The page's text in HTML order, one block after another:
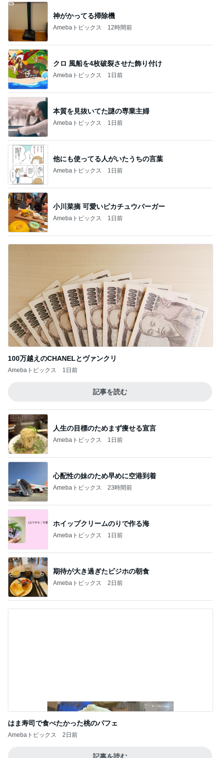
神がかってる掃除機
Amebaトピックス 12時間前
クロ 風船を4枚破裂させた飾り付け
Amebaトピックス 1日前
本質を見抜いてた謎の専業主婦
Amebaトピックス 1日前
他にも使ってる人がいたうちの言葉
Amebaトピックス 1日前
小川菜摘 可愛いピカチュウバーガー
Amebaトピックス 1日前
100万越えのCHANELとヴァンクリ
Amebaトピックス 1日前
記事を読む
人生の目標のためまず痩せる宣言
Amebaトピックス 1日前
心配性の妹のため早めに空港到着
Amebaトピックス 23時間前
ホイップクリームのりで作る海
Amebaトピックス 1日前
期待が大き過ぎたビジホの朝食
Amebaトピックス 2日前
はま寿司で食べたかった桃のパフェ
Amebaトピックス 2日前